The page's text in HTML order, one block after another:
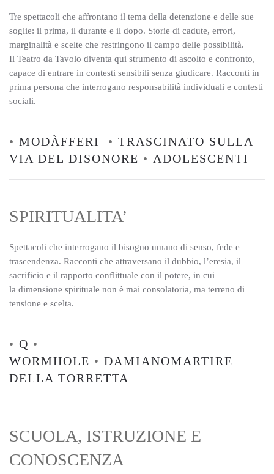
Tre spettacoli che affrontano il tema della detenzione e delle sue
soglie: il prima, il durante e il dopo. Storie di cadute, errori,
marginalità e scelte che restringono il campo delle possibilità.
Il Teatro da Tavolo diventa qui strumento di ascolto e confronto,
capace di entrare in contesti sensibili senza giudicare. Racconti in
prima persona che interrogano responsabilità individuali e contesti
sociali.
• MODÀFFERI • TRASCINATO SULLA
VIA DEL DISONORE • ADOLESCENTI
SPIRITUALITA’
Spettacoli che interrogano il bisogno umano di senso, fede e
trascendenza. Racconti che attraversano il dubbio, l’eresia, il
sacrificio e il rapporto conflittuale con il potere, in cui
la dimensione spirituale non è mai consolatoria, ma terreno di
tensione e scelta.
• Q •
WORMHOLE • DAMIANOMARTIRE
DELLA TORRETTA
SCUOLA, ISTRUZIONE E
CONOSCENZA